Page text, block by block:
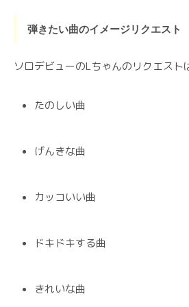
弾きたい曲のイメージリクエスト
ソロデビューのLちゃんのリクエスト
たのしい曲
げんきな曲
カッコいい曲
ドキドキする曲
きれいな曲